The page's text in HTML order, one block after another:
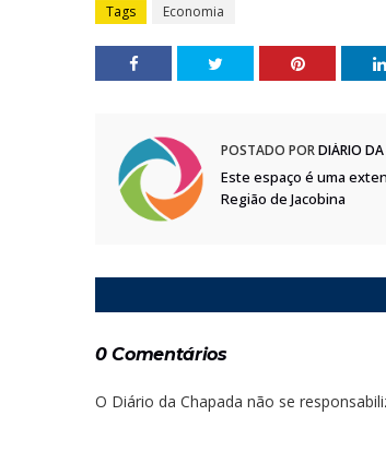
Tags Economia
POSTADO PORDIÁRIO
Este espaço é uma
Região de Jacobina
0 Comentários
O Diário da Chapada não se